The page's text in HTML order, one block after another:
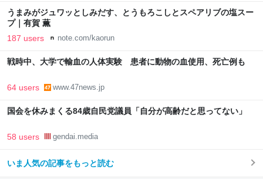
うまみがジュワッとしみだす、とうもろこしとスペアリブの塩スー
プ｜有賀 薫
187 users note.com/kaorun
戦時中、大学で輸血の人体実験 患者に動物の血使用、死亡例も
64 users www.47news.jp
国会を休みまくる84歳自民党議員「自分が高齢だと思ってない」
58 users gendai.media
いま人気の記事をもっと読む